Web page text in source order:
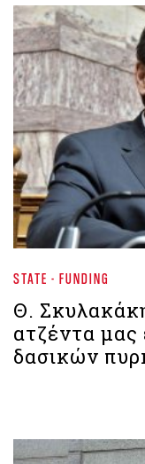
STATE - FUNDING
Θ.
ατζέντα μας
δασικών